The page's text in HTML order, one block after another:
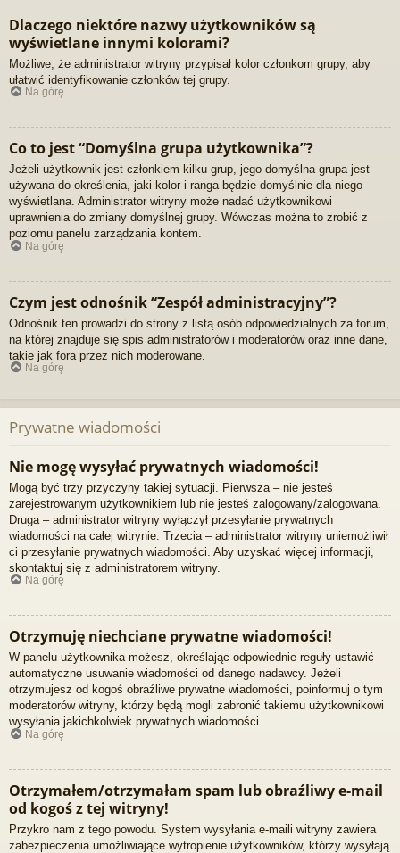
Dlaczego niektóre nazwy użytkowników są
wyświetlane innymi kolorami?
Możliwe, że administrator witryny przypisał kolor członkom grupy, aby
ułatwić identyfikowanie członków tej grupy.
Na górę
Co to jest “Domyślna grupa użytkownika”?
Jeżeli użytkownik jest członkiem kilku grup, jego domyślna grupa jest
używana do określenia, jaki kolor i ranga będzie domyślnie dla niego
wyświetlana. Administrator witryny może nadać użytkownikowi
uprawnienia do zmiany domyślnej grupy. Wówczas można to zrobić z
poziomu panelu zarządzania kontem.
Na górę
Czym jest odnośnik “Zespół administracyjny”?
Odnośnik ten prowadzi do strony z listą osób odpowiedzialnych za forum,
na której znajduje się spis administratorów i moderatorów oraz inne dane,
takie jak fora przez nich moderowane.
Na górę
Prywatne wiadomości
Nie mogę wysyłać prywatnych wiadomości!
Mogą być trzy przyczyny takiej sytuacji. Pierwsza – nie jesteś
zarejestrowanym użytkownikiem lub nie jesteś zalogowany/zalogowana.
Druga – administrator witryny wyłączył przesyłanie prywatnych
wiadomości na całej witrynie. Trzecia – administrator witryny uniemożliwił
ci przesyłanie prywatnych wiadomości. Aby uzyskać więcej informacji,
skontaktuj się z administratorem witryny.
Na górę
Otrzymuję niechciane prywatne wiadomości!
W panelu użytkownika możesz, określając odpowiednie reguły ustawić
automatyczne usuwanie wiadomości od danego nadawcy. Jeżeli
otrzymujesz od kogoś obraźliwe prywatne wiadomości, poinformuj o tym
moderatorów witryny, którzy będą mogli zabronić takiemu użytkownikowi
wysyłania jakichkolwiek prywatnych wiadomości.
Na górę
Otrzymałem/otrzymałam spam lub obraźliwy e-mail
od kogoś z tej witryny!
Przykro nam z tego powodu. System wysyłania e-maili witryny zawiera
zabezpieczenia umożliwiające wytropienie użytkowników, którzy wysyłają